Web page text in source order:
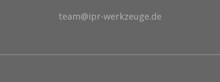
team@ipr-werkzeuge.de